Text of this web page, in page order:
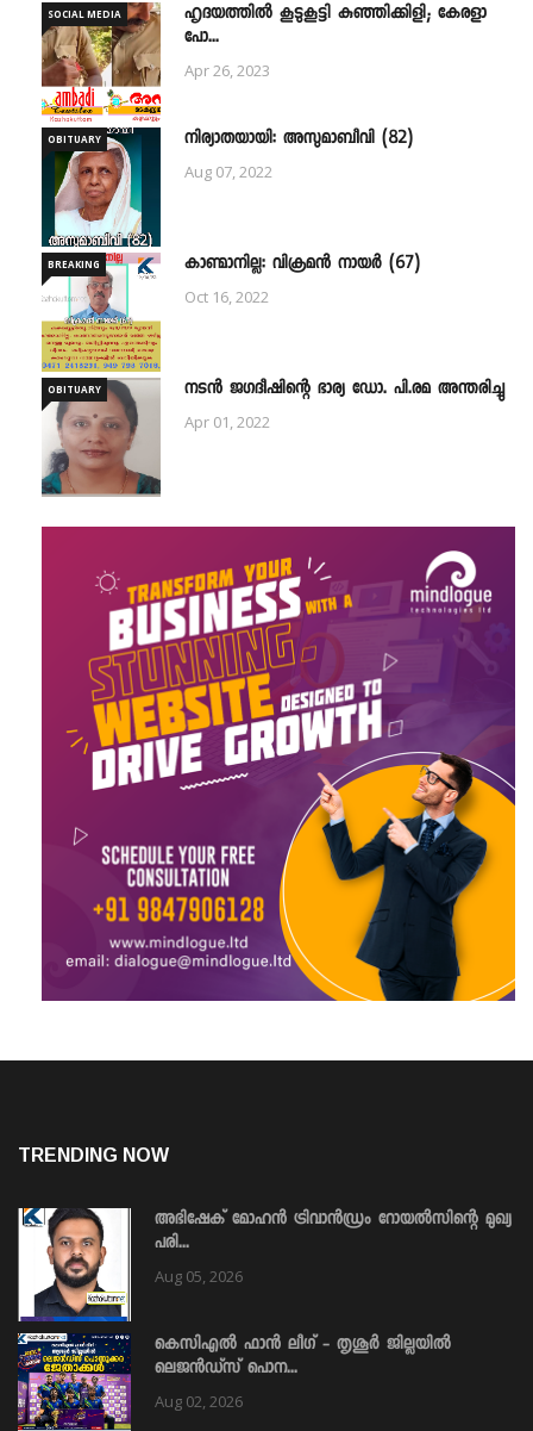
SOCIAL MEDIA
ഹൃദയത്തില്‍ കൂടുകൂട്ടി കുഞ്ഞിക്കിളി; കേരളാ
പോ...
Apr 26, 2023
OBITUARY നിര്യാതയായി: അസുമാബീവി (82)
Aug 07, 2022
BREAKING കാണ്മാനില്ല: വിക്രമൻ നായർ (67)
Oct 16, 2022
OBITUARY നടൻ ജഗദീഷിന്റെ ഭാര്യ ഡോ. പി.രമ അന്തരിച്ചു
Apr 01, 2022
TRENDING NOW
അഭിഷേക് മോഹൻ ട്രിവാൻഡ്രം റോയൽസിന്റെ മുഖ്യ
പരി...
Aug 05, 2026
കെസിഎൽ ഫാൻ ലീഗ് - തൃശൂർ ജില്ലയിൽ
ലെജൻഡ്സ് പൊന...
Aug 02, 2026